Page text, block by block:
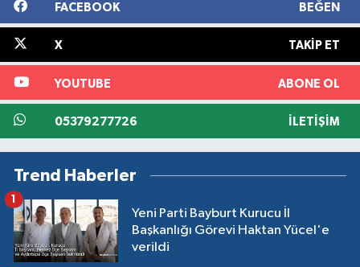
FACEBOOK BEĞEN
X TAKIP ET
YOUTUBE ABONE OL
05379277726 İLETIŞIM
Trend Haberler
Yeni Parti Bayburt Kurucu İl
Başkanlığı Görevi Haktan Yücel'e
verildi
1